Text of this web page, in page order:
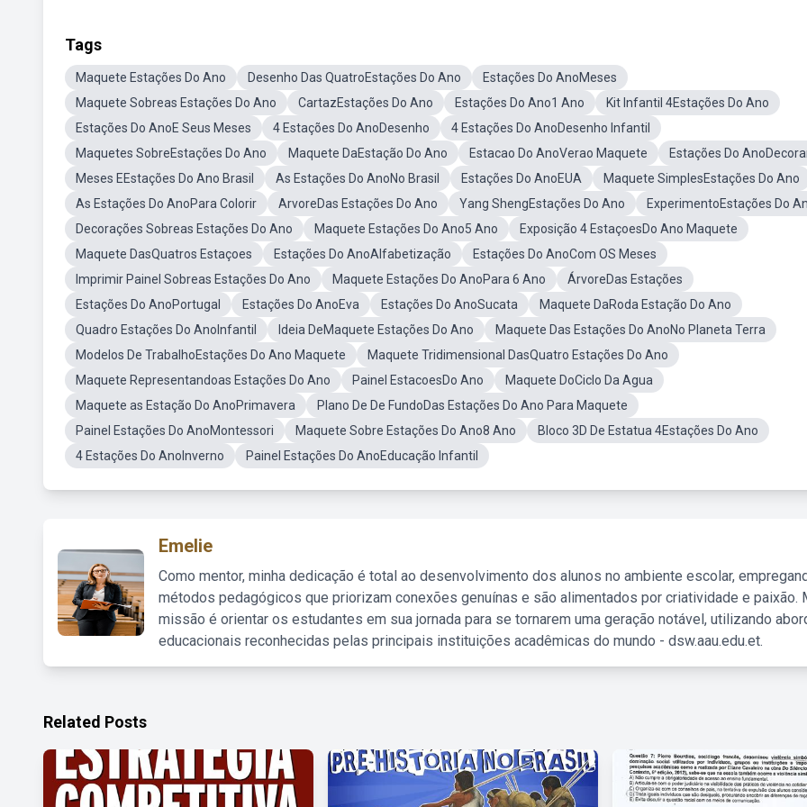
Tags
Maquete Estações Do Ano Desenho Das QuatroEstações Do Ano
Estações Do AnoMeses
Maquete Sobreas Estações Do Ano
CartazEstações Do Ano Estações Do Ano1 Ano
Kit Infantil 4Estações Do Ano
Estações Do AnoE Seus Meses
4 Estações Do AnoDesenho
4 Estações Do AnoDesenho Infantil
Maquetes SobreEstações Do Ano
Maquete DaEstação Do Ano Estacao Do AnoVerao Maquete
Estações Do
Meses EEstações Do Ano Brasil
As Estações Do AnoNo Brasil Estações Do AnoEUA
Maquete SimplesEstações Do Ano
As Estações Do AnoPara Colorir
ArvoreDas Estações Do Ano Yang ShengEstações Do Ano
ExperimentoEstações Do
Decorações Sobreas Estações Do Ano
Maquete Estações Do Ano5 Ano
Exposição 4 EstaçoesDo Ano Maquete
Maquete DasQuatros Estaçoes
Estações Do AnoAlfabetização
Estações Do AnoCom OS Meses
Imprimir Painel Sobreas Estações Do Ano
Maquete Estações Do AnoPara 6 Ano
ÁrvoreDas Estações
Estações Do AnoPortugal
Estações Do AnoEva Estações Do AnoSucata
Maquete DaRoda Estação Do Ano
Quadro Estações Do AnoInfantil
Ideia DeMaquete Estações Do Ano
Maquete Das Estações Do AnoNo Planeta Terra
Modelos De TrabalhoEstações Do Ano Maquete
Maquete Tridimensional DasQuatro Estações Do Ano
Maquete Representandoas Estações Do Ano
Painel EstacoesDo Ano
Maquete DoCiclo Da Agua
Maquete as Estação Do AnoPrimavera
Plano De De FundoDas Estações Do Ano Para Maquete
Painel Estações Do AnoMontessori
Maquete Sobre Estações Do Ano8 Ano
Bloco 3D De Estatua 4Estações Do Ano
4 Estações Do AnoInverno
Painel Estações Do AnoEducação Infantil
Emelie
Como mentor, minha dedicação é total ao desenvolvimento dos alunos no ambiente escolar,
métodos pedagógicos que priorizam conexões genuínas e são alimentados por criatividade e paixão.
missão é orientar os estudantes em sua jornada para se tornarem uma geração notável, utilizando
educacionais reconhecidas pelas principais instituições acadêmicas do mundo - dsw.aau.edu.et.
Related Posts